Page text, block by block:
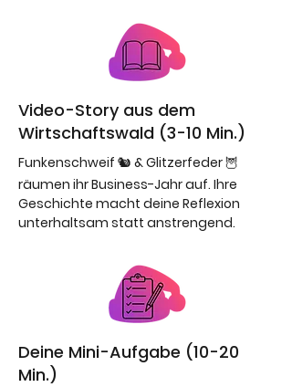
Video-Story aus dem
Wirtschaftswald (3-10 Min.)
Funkenschweif 🐿️ & Glitzerfeder 🦉
räumen ihr Business-Jahr auf. Ihre
Geschichte macht deine Reflexion
unterhaltsam statt anstrengend.
Deine Mini-Aufgabe (10-20
Min.)